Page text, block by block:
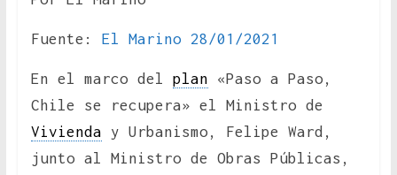
Fuente: El Marino 28/01/2021
En el marco del plan «Paso a Paso,
Chile se recupera» el Ministro de
Vivienda y Urbanismo, Felipe Ward,
junto al Ministro de Obras Públicas,